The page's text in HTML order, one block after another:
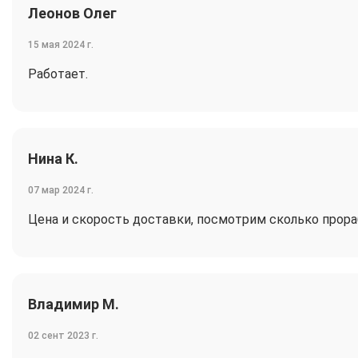
Леонов Олег
15 мая 2024 г.
Работает.
Нина К.
07 мар 2024 г.
Цена и скорость доставки, посмотрим сколько
Владимир М.
02 сент 2023 г.